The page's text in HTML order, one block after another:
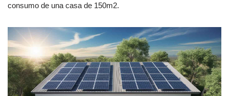
consumo de una casa de 150m2.